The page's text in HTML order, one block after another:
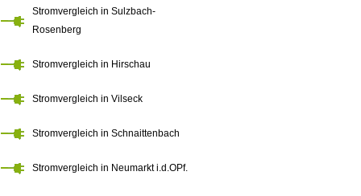
Stromvergleich in Sulzbach-
Rosenberg
Stromvergleich in Hirschau
Stromvergleich in Vilseck
Stromvergleich in Schnaittenbach
Stromvergleich in Neumarkt i.d.OPf.